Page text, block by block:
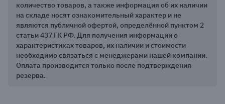
количество товаров, а также информация об их наличии
на складе носят ознакомительный характер и не
являются публичной офертой, определённой пунктом 2
статьи 437 ГК РФ. Для получения информации о
характеристиках товаров, их наличии и стоимости
необходимо связаться с менеджерами нашей компании.
Оплата производится только после подтверждения
резерва.